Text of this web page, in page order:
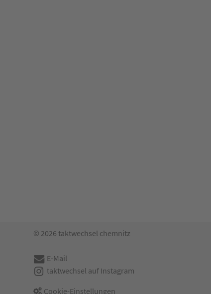
© 2026 taktwechsel chemnitz
E-Mail
taktwechsel auf Instagram
Cookie-Einstellungen